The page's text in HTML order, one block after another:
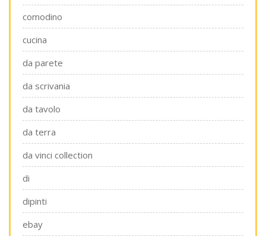
comodino
cucina
da parete
da scrivania
da tavolo
da terra
da vinci collection
di
dipinti
ebay